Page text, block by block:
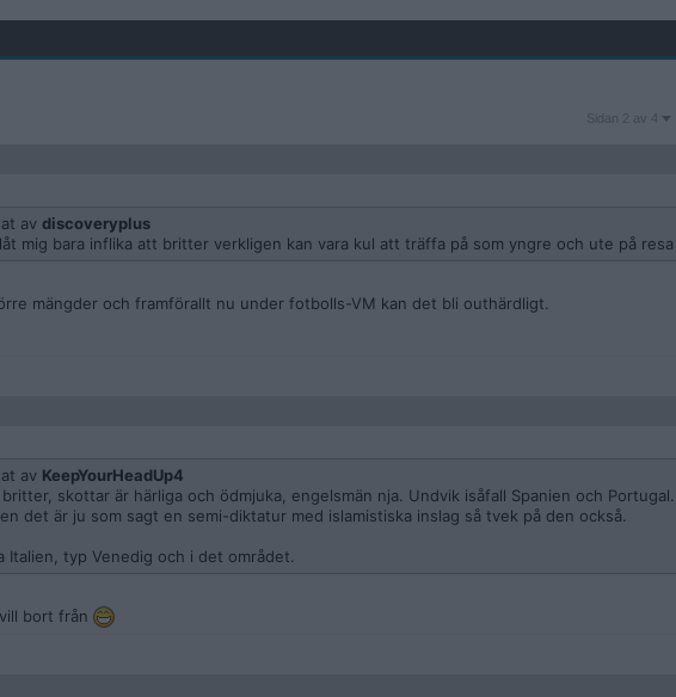
Sidan
Sidan 2 av 4
av discoveryplus
mig bara inflika att britter verkligen kan vara kul att träffa på som yngre och ute på resa
mängder och framförallt nu under fotbolls-VM kan det bli outhärdligt.
av KeepYourHeadUp4
skottar är härliga och ödmjuka, engelsmän nja. Undvik isåfall Spanien och
det är ju som sagt en semi-diktatur med islamistiska inslag så tvek på den också.
Italien, typ Venedig och i det området.
bort från